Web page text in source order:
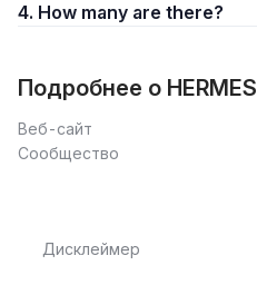
4. How many are there?
Подробнее о HERMES
Веб-сайт
Сообщество
Дисклеймер